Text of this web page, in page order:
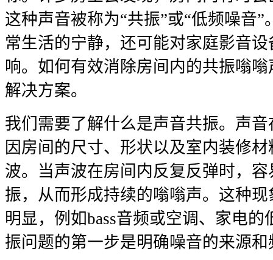
这种声音被称为“共振”或“低频噪音
常生活的宁静，还可能对家庭影音
响。如何有效消除房间内的共振嗡
解决方案。
我们需要了解什么是声音共振。声
因房间的尺寸、形状以及室内装修
波。当声波在房间内反复反弹时，
振，从而形成持续的嗡嗡声。这种
明显，例如bass音频或空调、家电
振问题的第一步是明确噪音的来源